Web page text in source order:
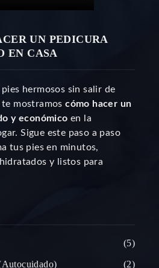
UN PEDICURA
EN CASA
hermosos sin salir de
te mostramoscómo hacer un
y económico en la
Sigue este paso a paso
tus pies en minutos,
y listos para
5
2